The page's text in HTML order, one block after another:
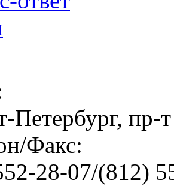
Петербург, пр-
Факс:
28-07/(812)